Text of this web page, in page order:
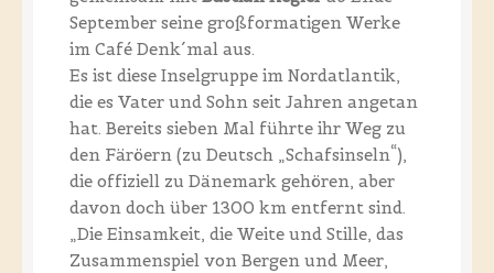
September seine großformatigen Werke
im Café Denk´mal aus.
Es ist diese Inselgruppe im Nordatlantik,
die es Vater und Sohn seit Jahren angetan
hat. Bereits sieben Mal führte ihr Weg zu
den Färöern (zu Deutsch „Schafsinseln“),
die offiziell zu Dänemark gehören, aber
davon doch über 1300 km entfernt sind.
„Die Einsamkeit, die Weite und Stille, das
Zusammenspiel von Bergen und Meer,